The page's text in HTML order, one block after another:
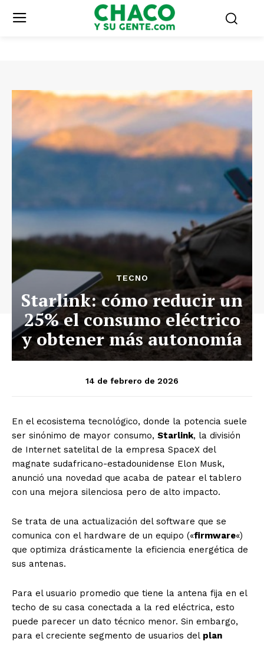
TECNO
Starlink: cómo reducir un
25% el consumo eléctrico
y obtener más autonomía
14 de febrero de 2026
En el ecosistema tecnológico, donde la potencia suele
ser sinónimo de mayor consumo, Starlink, la división
de Internet satelital de la empresa SpaceX del
magnate sudafricano-estadounidense Elon Musk,
anunció una novedad que acaba de patear el tablero
con una mejora silenciosa pero de alto impacto.
Se trata de una actualización del software que se
comunica con el hardware de un equipo («firmware«)
que optimiza drásticamente la eficiencia energética de
sus antenas.
Para el usuario promedio que tiene la antena fija en el
techo de su casa conectada a la red eléctrica, esto
puede parecer un dato técnico menor. Sin embargo,
para el creciente segmento de usuarios del plan